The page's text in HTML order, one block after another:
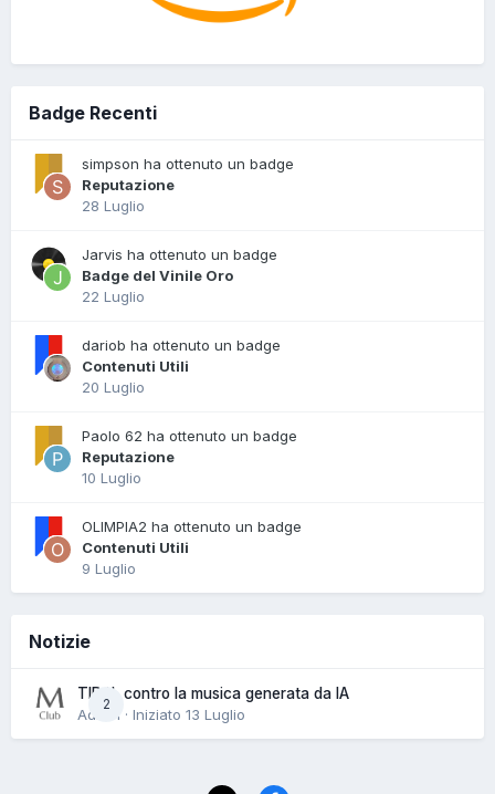
Badge Recenti
simpson ha ottenuto un badge
Reputazione
28 Luglio
Jarvis ha ottenuto un badge
Badge del Vinile Oro
22 Luglio
dariob ha ottenuto un badge
Contenuti Utili
20 Luglio
Paolo 62 ha ottenuto un badge
Reputazione
10 Luglio
OLIMPIA2 ha ottenuto un badge
Contenuti Utili
9 Luglio
Notizie
2
TIDAL contro la musica generata da IA
Admin · Iniziato 13 Luglio